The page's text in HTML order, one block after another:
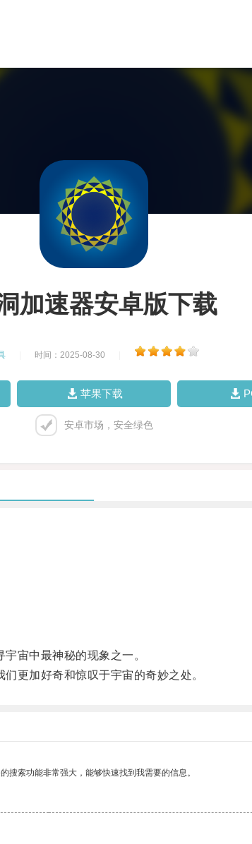
加速器安卓版下载
时间：2025-08-30
苹果下载
安卓市场，安全绿色
宙中最神秘的现象之一。
更加好奇和惊叹于宇宙的奇妙之处。
索功能非常强大，能够快速找到我需要的信息。